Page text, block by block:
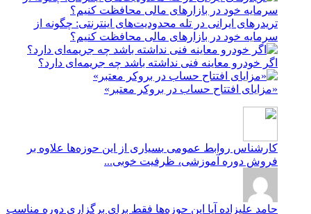
تریدرهای ایرانی در تله محدودیت‌های اینترنتی: چگونه از
سرمایه خود در بازارهای مالی محافظت کنیم؟
اگر خودرو معاینه فنی نداشته باشد چه جریمه‌ای دارد؟
«مزایای افتتاح حساب در بروکر معتبر»
کارشناس روابط عمومی بسیاری از این حوزه‌ها علاوه بر
فروش دوره آموزشی، ظرفیت خوبی...
حامد علیزاده آیا این حوزه‌ها فقط برای برگزاری دوره مناسب